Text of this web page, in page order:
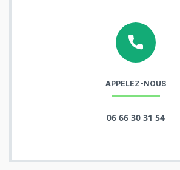
APPELEZ-NOUS
06 66 30 31 54